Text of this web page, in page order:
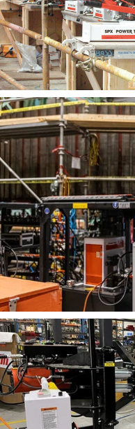
Handpumpensystem der
Einrichtung vor Ort und
Benutzerfreundlichkeit